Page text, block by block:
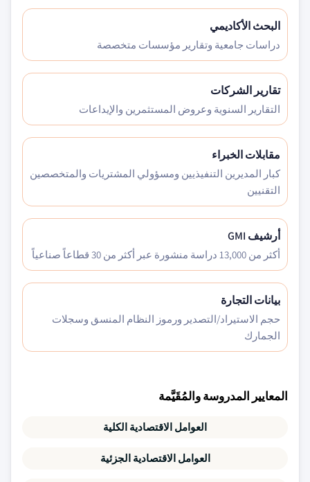
البحث الأكاديمي
دراسات جامعية وتقارير مؤسسات متخصصة
تقارير الشركات
التقارير السنوية وعروض المستثمرين والإيداعات
مقابلات الخبراء
كبار المديرين التنفيذيين ومسؤولي المشتريات والمتخصصين
التقنيين
أرشيف GMI
أكثر من 13,000 دراسة منشورة عبر أكثر من 30 قطاعاً صناعياً
بيانات التجارة
حجم الاستيراد/التصدير ورموز النظام المنسق وسجلات
الجمارك
المعايير المدروسة والمُقَيَّمة
العوامل الاقتصادية الكلية
العوامل الاقتصادية الجزئية